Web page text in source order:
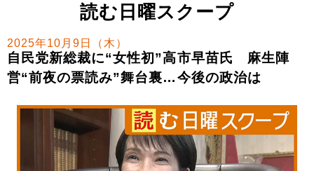
読む日曜スクープ
2025年10月9日（木）
自民党新総裁に“女性初”高市早苗氏 麻生陣
営“前夜の票読み”舞台裏…今後の政治は